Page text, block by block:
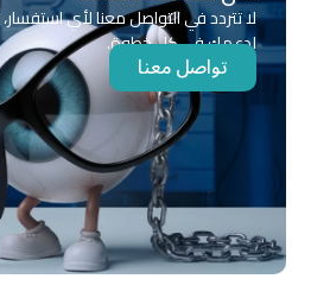
لا تتردد في التواصل معنا لأي
لدعمك في كل خطوة.
تواصل معنا